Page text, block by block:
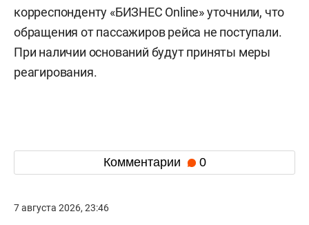
корреспонденту «БИЗНЕС Online» уточнили, что
обращения от пассажиров рейса не поступали.
При наличии оснований будут приняты меры
реагирования.
Комментарии 0
7 августа 2026, 23:46